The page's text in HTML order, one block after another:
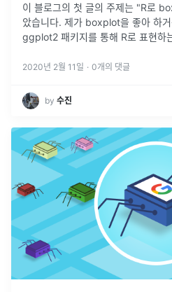
이 블로그의 첫 글의 주제는 "R로
았습니다. 제가 boxplot을 좋아 하
ggplot2 패키지를 통해 R로 표현하
2020년 2월 11일 · 0개의 댓글
by 수진